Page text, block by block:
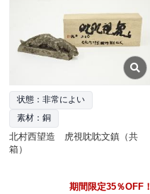
状態：非常によい
素材：銅
北村西望造 虎視眈眈文鎮（共
箱）
期間限定35％OFF！